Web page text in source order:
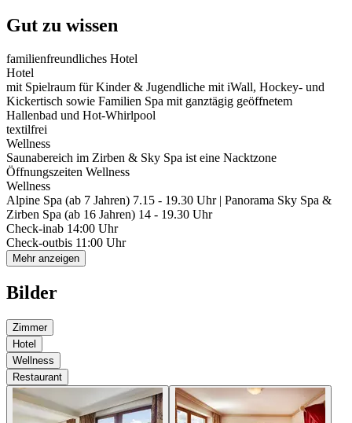
Gut zu wissen
familienfreundliches Hotel
Hotel
mit Spielraum für Kinder & Jugendliche mit iWall, Hockey- und
Kickertisch sowie Familien Spa mit ganztägig geöffnetem
Hallenbad und Hot-Whirlpool
textilfrei
Wellness
Saunabereich im Zirben & Sky Spa ist eine Nacktzone
Öffnungszeiten Wellness
Wellness
Alpine Spa (ab 7 Jahren) 7.15 - 19.30 Uhr | Panorama Sky Spa &
Zirben Spa (ab 16 Jahren) 14 - 19.30 Uhr
Check-inab 14:00 Uhr
Check-outbis 11:00 Uhr
Mehr anzeigen
Bilder
Zimmer
Hotel
Wellness
Restaurant